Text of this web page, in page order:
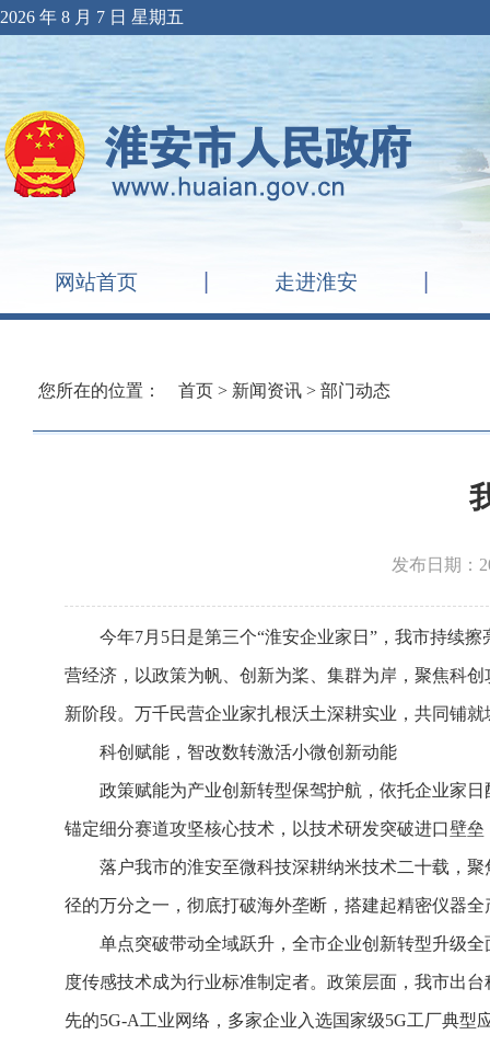
2026 年 8 月 7 日 星期五
网站首页 走进淮安
您所在的位置： 首页 > 新闻资讯 > 部门动态
发布日期：
今年7月5日是第三个“淮安企业家日”，我市持续
营经济，以政策为帆、创新为桨、集群为岸，聚焦科
新阶段。万千民营企业家扎根沃土深耕实业，共同铺
科创赋能，智改数转激活小微创新动能
政策赋能为产业创新转型保驾护航，依托企业家
锚定细分赛道攻坚核心技术，以技术研发突破进口壁
落户我市的淮安至微科技深耕纳米技术二十载，
径的万分之一，彻底打破海外垄断，搭建起精密仪器
单点突破带动全域跃升，全市企业创新转型升级
度传感技术成为行业标准制定者。政策层面，我市出
先的5G-A工业网络，多家企业入选国家级5G工厂典